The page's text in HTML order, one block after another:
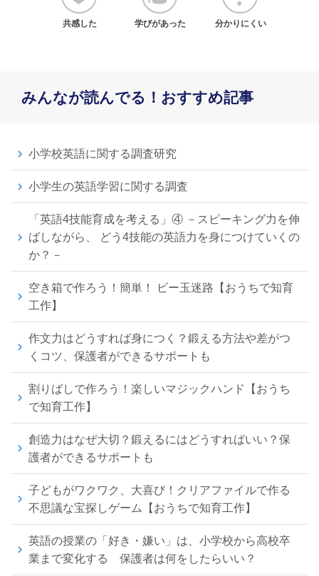
共感した 学びがあった 分かりにくい
みんなが読んでる！おすすめ記事
小学校英語に関する調査研究
小学生の英語学習に関する調査
「英語4技能育成を考える」④ －スピーキング力を伸
ばしながら、 どう4技能の英語力を身につけていくの
か？－
空き箱で作ろう！簡単！ ビー玉迷路【おうちで知育
工作】
作文力はどうすれば身につく？鍛える方法や差がつ
くコツ、保護者ができるサポートも
割りばしで作ろう！楽しいマジックハンド【おうち
で知育工作】
創造力はなぜ大切？鍛えるにはどうすればいい？保
護者ができるサポートも
子どもがワクワク、大喜び！クリアファイルで作る
不思議な宝探しゲーム【おうちで知育工作】
英語の授業の「好き・嫌い」は、小学校から高校卒
業まで変化する 保護者は何をしたらいい？